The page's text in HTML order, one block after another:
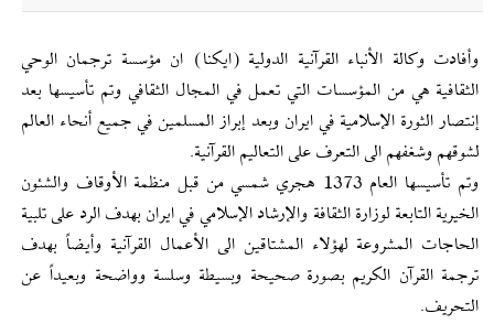
وأفادت وكالة الأنباء القرآنية الدولية (ايكنا) ان مؤسسة ترجمان الوحي
الثقافية هي من المؤسسات التي تعمل في المجال الثقافي وتم تأسيسها بعد
إنتصار الثورة الإسلامية في ايران وبعد إبراز المسلمين في جميع أنحاء العالم
لشوقهم وشغفهم الى التعرف على التعاليم القرآنية.
وتم تأسيسها العام 1373 هجري شمسي من قبل منظمة الأوقاف والشئون
الخيرية التابعة لوزارة الثقافة والإرشاد الإسلامي في ايران بهدف الرد على تلبية
الحاجات المشروعة لهؤلاء المشتاقين الى الأعمال القرآنية وأيضاً بهدف
ترجمة القرآن الكريم بصورة صحيحة وبسيطة وسلسة وواضحة وبعيداً عن
التحريف.